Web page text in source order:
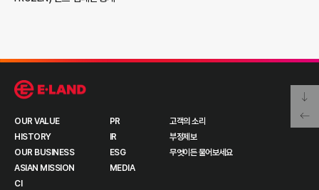
OUR VALUE
HISTORY
OUR BUSINESS
ASIAN MISSION
CI
PR
IR
ESG
MEDIA
고객의 소리
부정제보
무엇이든 물어보세요